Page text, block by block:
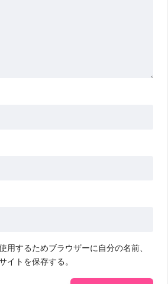
用するためブラウザーに自分の名前、
イトを保存する。